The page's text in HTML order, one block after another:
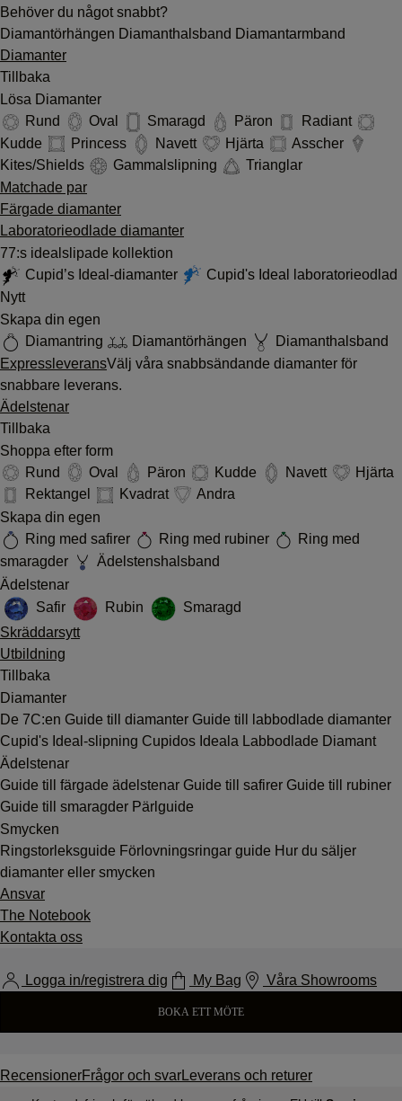
Behöver du något snabbt?
Diamantörhängen Diamanthalsband Diamantarmband
Diamanter
Tillbaka
Lösa Diamanter
Rund
Oval Smaragd Päron
Radiant
Kudde
Princess Navett Hjärta
Asscher
Kites/Shields
Gammalslipning
Trianglar
Matchade par
Färgade diamanter
Laboratorieodlade diamanter
77:s idealslipade kollektion
Cupid’s Ideal-diamanter
Cupid's Ideal laboratorieodlad
Nytt
Skapa din egen
Diamantring
Diamantörhängen
Diamanthalsband
ExpressleveransVälj våra snabbsändande diamanter för
snabbare leverans.
Ädelstenar
Tillbaka
Shoppa efter form
Rund
Oval Päron Kudde Navett
Hjärta
Rektangel
Kvadrat
Andra
Skapa din egen
Ring med safirer
Ring med rubiner
Ring med
smaragder
Ädelstenshalsband
Ädelstenar
Safir
Rubin
Smaragd
Skräddarsytt
Utbildning
Tillbaka
Diamanter
De 7C:en Guide till diamanter Guide till labbodlade diamanter
Cupid's Ideal-slipning Cupidos Ideala Labbodlade Diamant
Ädelstenar
Guide till färgade ädelstenar Guide till safirer Guide till rubiner
Guide till smaragder Pärlguide
Smycken
Ringstorleksguide Förlovningsringar guide Hur du säljer
diamanter eller smycken
Ansvar
The Notebook
Kontakta oss
Logga in/registrera dig My Bag Våra Showrooms
BOKA ETT MÖTE
RecensionerFrågor och svarLeverans och returer